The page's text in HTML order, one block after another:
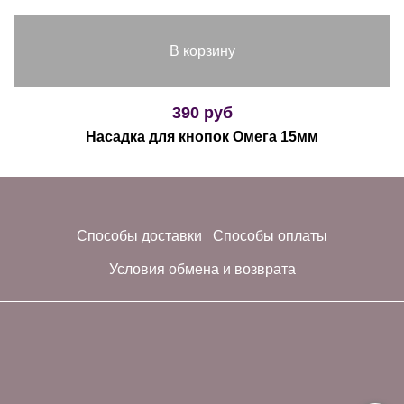
В корзину
390 руб
Насадка для кнопок Омега 15мм
Способы доставки Способы оплаты
Условия обмена и возврата